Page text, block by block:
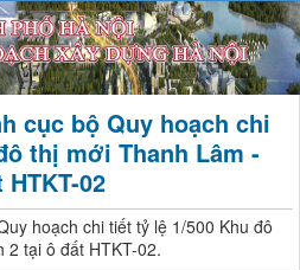
cục bộ Quy hoạch chi
thị mới Thanh Lâm -
02
hoạch chi tiết tỷ lệ 1/500 Khu đô
tại ô đất HTKT-02.